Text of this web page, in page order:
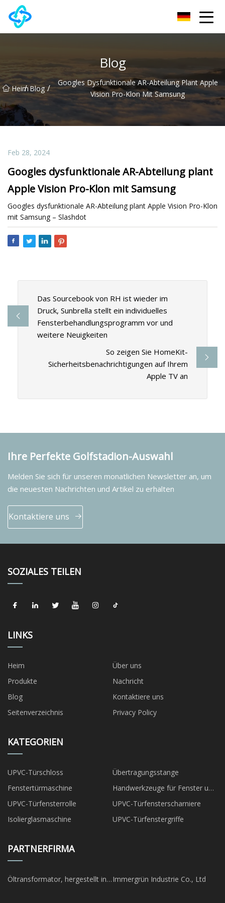
Blog
Heim
/ Blog /
Googles Dysfunktionale AR-Abteilung Plant Apple
Vision Pro-Klon Mit Samsung
Feb 28, 2024
Googles dysfunktionale AR-Abteilung plant
Apple Vision Pro-Klon mit Samsung
Googles dysfunktionale AR-Abteilung plant Apple Vision Pro-Klon
mit Samsung – Slashdot
Das Sourcebook von RH ist wieder im
Druck, Sunbrella stellt ein individuelles
Fensterbehandlungsprogramm vor und
weitere Neuigkeiten
So zeigen Sie HomeKit-
Sicherheitsbenachrichtigungen auf Ihrem
Apple TV an
Ihre Perfekte Golfstadion-Auswahl
Melden Sie sich für unseren monatlichen Newsletter an, um
die neuesten Nachrichten und Artikel zu erhalten
Kontaktiere uns
SOZIALES TEILEN
LINKS
Heim
Über uns
Produkte
Nachricht
Blog
Kontaktiere uns
Seitenverzeichnis
Privacy Policy
KATEGORIEN
UPVC-Türschloss
Übertragungsstange
Fenstertürmaschine
Handwerkzeuge für Fenster und
Türen
UPVC-Türfensterrolle
UPVC-Türfensterscharniere
Isolierglasmaschine
UPVC-Türfenstergriffe
PARTNERFIRMA
Öltransformator, hergestellt in
Immergrün Industrie Co., Ltd